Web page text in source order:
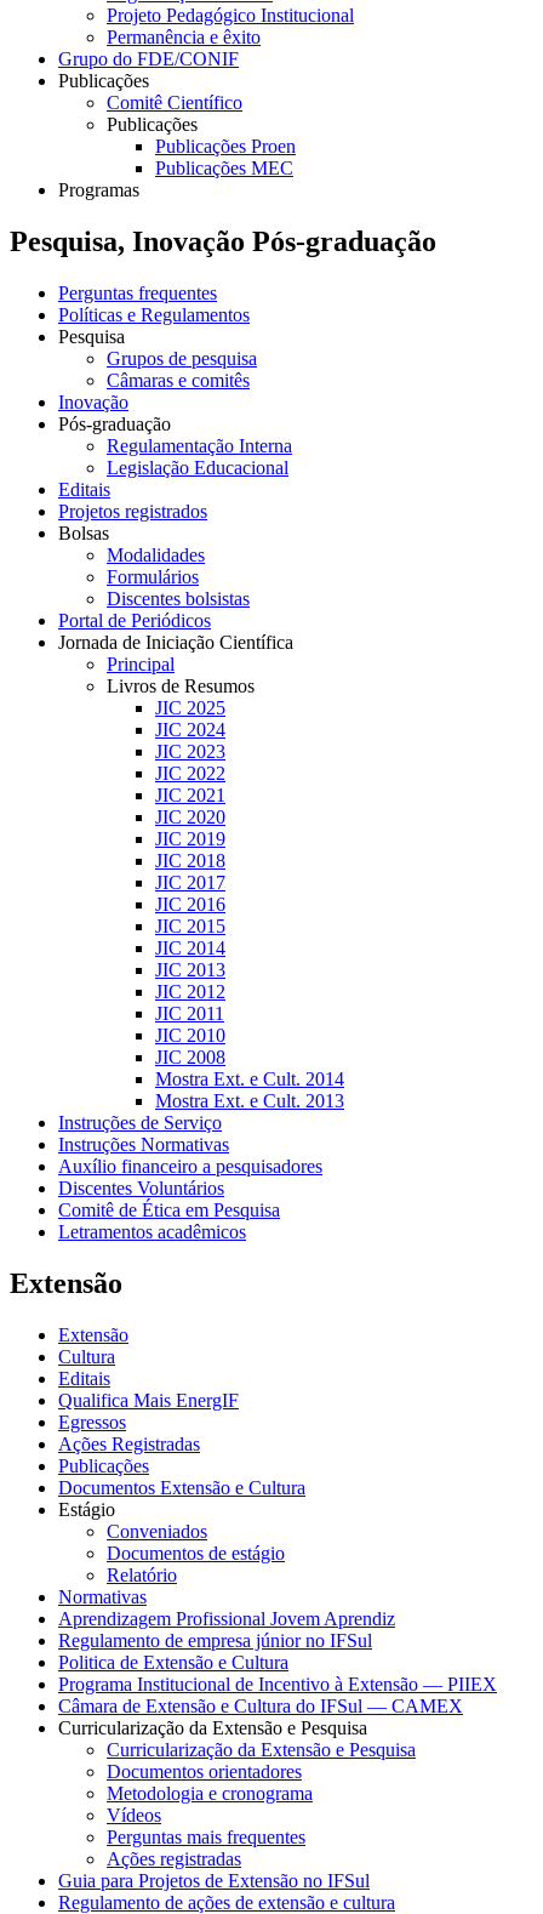
Projeto Pedagógico Institucional
Permanência e êxito
Grupo do FDE/CONIF
Publicações
Comitê Científico
Publicações
Publicações Proen
Publicações MEC
Programas
Pesquisa, Inovação Pós-graduação
Perguntas frequentes
Políticas e Regulamentos
Pesquisa
Grupos de pesquisa
Câmaras e comitês
Inovação
Pós-graduação
Regulamentação Interna
Legislação Educacional
Editais
Projetos registrados
Bolsas
Modalidades
Formulários
Discentes bolsistas
Portal de Periódicos
Jornada de Iniciação Científica
Principal
Livros de Resumos
JIC 2025
JIC 2024
JIC 2023
JIC 2022
JIC 2021
JIC 2020
JIC 2019
JIC 2018
JIC 2017
JIC 2016
JIC 2015
JIC 2014
JIC 2013
JIC 2012
JIC 2011
JIC 2010
JIC 2008
Mostra Ext. e Cult. 2014
Mostra Ext. e Cult. 2013
Instruções de Serviço
Instruções Normativas
Auxílio financeiro a pesquisadores
Discentes Voluntários
Comitê de Ética em Pesquisa
Letramentos acadêmicos
Extensão
Extensão
Cultura
Editais
Qualifica Mais EnergIF
Egressos
Ações Registradas
Publicações
Documentos Extensão e Cultura
Estágio
Conveniados
Documentos de estágio
Relatório
Normativas
Aprendizagem Profissional Jovem Aprendiz
Regulamento de empresa júnior no IFSul
Politica de Extensão e Cultura
Programa Institucional de Incentivo à Extensão — PIIEX
Câmara de Extensão e Cultura do IFSul — CAMEX
Curricularização da Extensão e Pesquisa
Curricularização da Extensão e Pesquisa
Documentos orientadores
Metodologia e cronograma
Vídeos
Perguntas mais frequentes
Ações registradas
Guia para Projetos de Extensão no IFSul
Regulamento de ações de extensão e cultura